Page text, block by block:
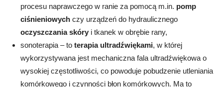
procesu naprawczego w ranie za pomocą m.in. pomp
ciśnieniowych czy urządzeń do hydraulicznego
oczyszczania skóry i tkanek w obrębie rany,
sonoterapia – to terapia ultradźwiękami, w której
wykorzystywana jest mechaniczna fala ultradźwiękowa o
wysokiej częstotliwości, co powoduje pobudzenie utleniania
komórkowego i czynności błon komórkowych. Ma to